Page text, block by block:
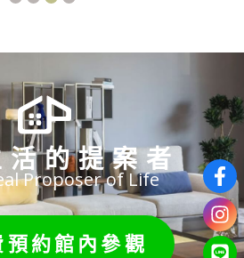
的提案者
Proposer of Life
預約館內參觀